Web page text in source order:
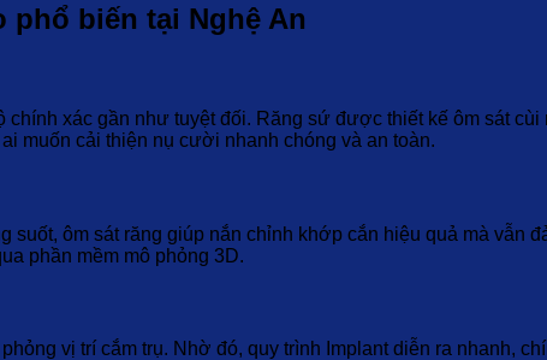
phổ biến tại Nghệ An
xác gần như tuyệt đối. Răng sứ được thiết kế ôm sát cùi
muốn cải thiện nụ cười nhanh chóng và an toàn.
ôm sát răng giúp nắn chỉnh khớp cắn hiệu quả mà vẫn
phần mềm mô phỏng 3D.
vị trí cắm trụ. Nhờ đó, quy trình Implant diễn ra nhanh,